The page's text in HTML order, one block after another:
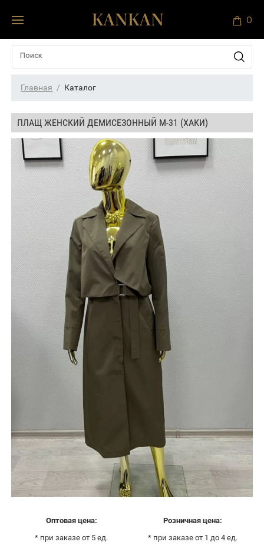
0
Главная Каталог
ПЛАЩ ЖЕНСКИЙ ДЕМИСЕЗОННЫЙ М-31 (ХАКИ)
Оптовая цена:
* при заказе от 5 ед.
Розничная цена:
* при заказе от 1 до 4 ед.